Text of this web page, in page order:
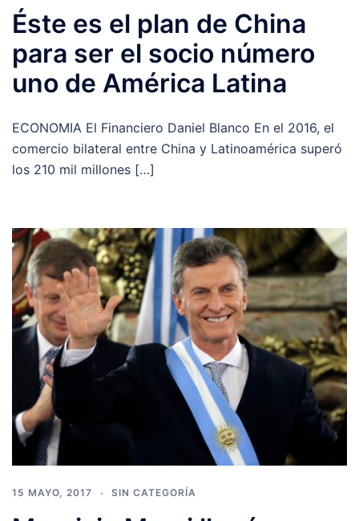
Éste es el plan de China
para ser el socio número
uno de América Latina
ECONOMIA El Financiero Daniel Blanco En el 2016, el
comercio bilateral entre China y Latinoamérica superó
los 210 mil millones […]
15 MAYO, 2017 SIN CATEGORÍA